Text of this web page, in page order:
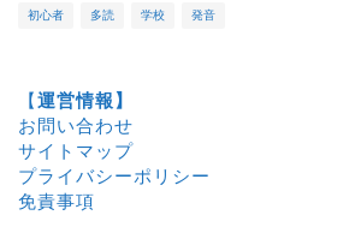
初心者 多読 学校 発音
【運営情報】
お問い合わせ
サイトマップ
プライバシーポリシー
免責事項